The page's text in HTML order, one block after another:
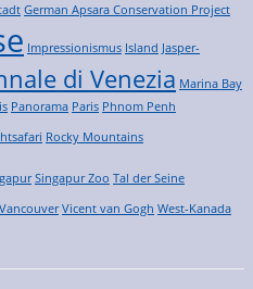
German Apsara Conservation Project
Impressionismus Island Jasper-
di Venezia Marina Bay
Panorama Paris Phnom Penh
Rocky Mountains
Singapur Zoo Tal der Seine
Vancouver Vicent van Gogh West-Kanada